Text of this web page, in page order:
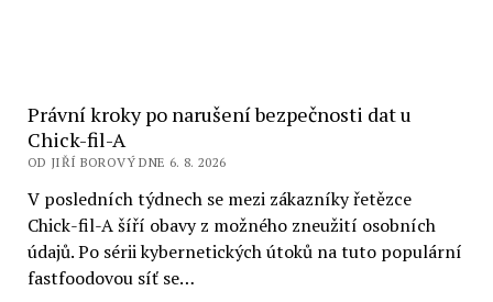
Právní kroky po narušení bezpečnosti dat u
Chick-fil-A
OD JIŘÍ BOROVÝ DNE 6. 8. 2026
V posledních týdnech se mezi zákazníky řetězce
Chick-fil-A šíří obavy z možného zneužití osobních
údajů. Po sérii kybernetických útoků na tuto populární
fastfoodovou síť se…